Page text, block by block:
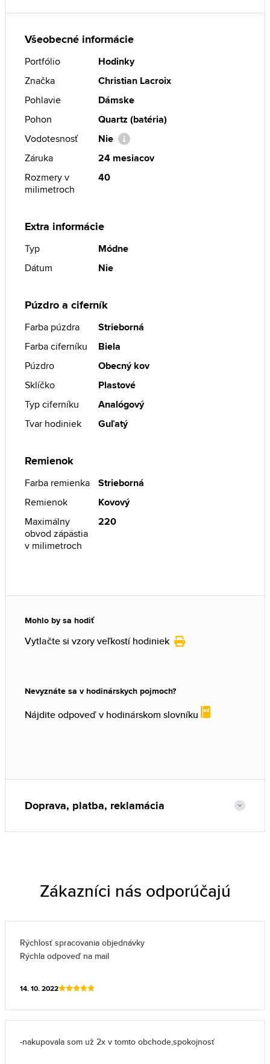
Všeobecné informácie
Portfólio
Hodinky
Značka
Christian Lacroix
Pohlavie
Dámske
Pohon
Quartz (batéria)
Vodotesnosť
Nie
Záruka
24 mesiacov
Rozmery v
milimetroch
40
Extra informácie
Typ
Módne
Dátum
Nie
Púzdro a ciferník
Farba púzdra
Strieborná
Farba ciferníku
Biela
Púzdro
Obecný kov
Sklíčko
Plastové
Typ ciferníku
Analógový
Tvar hodiniek
Guľatý
Remienok
Farba remienka
Strieborná
Remienok
Kovový
Maximálny
obvod zápästia
v milimetroch
220
Mohlo by sa hodiť
Vytlačte si vzory veľkostí hodiniek
Nevyznáte sa v hodinárskych pojmoch?
Nájdite odpoveď v hodinárskom slovníku
Doprava, platba, reklamácia
Zákazníci nás odporúčajú
Rýchlosť spracovania objednávky
Rýchla odpoveď na mail
14. 10. 2022
-nakupovala som už 2x v tomto obchode,spokojnosť